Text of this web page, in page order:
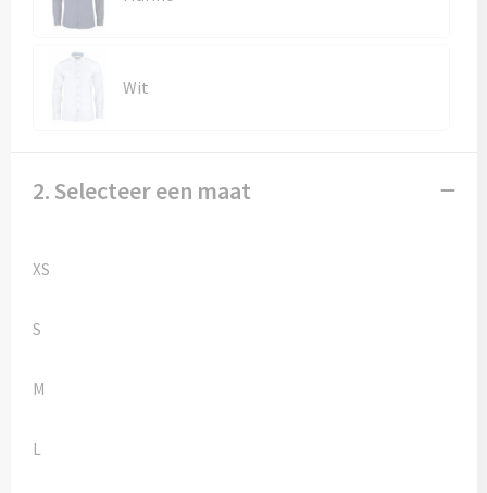
Kledingaccessoires
Ondergoed, Sokken en Nachtkleding
Wit
2. Selecteer een maat
XS
S
M
L